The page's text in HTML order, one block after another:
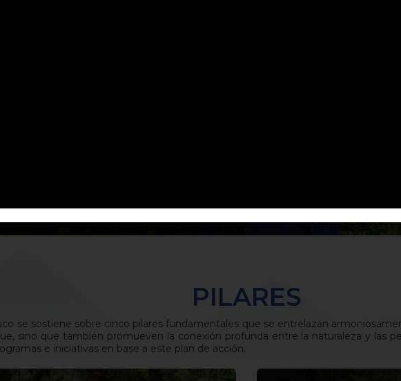
ACTO DE AMOR POR LA NATURALEZA, UN
ESTE PEDAZO DE MUNDO ES ÚNICO Y
ACTUALES Y FUTURAS GENERACIONES”
PILARES
se sostiene sobre cinco pilares fundamentales que se entrelazan
sino que también promueven la conexión profunda entre la naturaleza y las
e iniciativas en base a este plan de acción.